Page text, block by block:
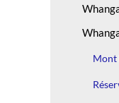
Mont